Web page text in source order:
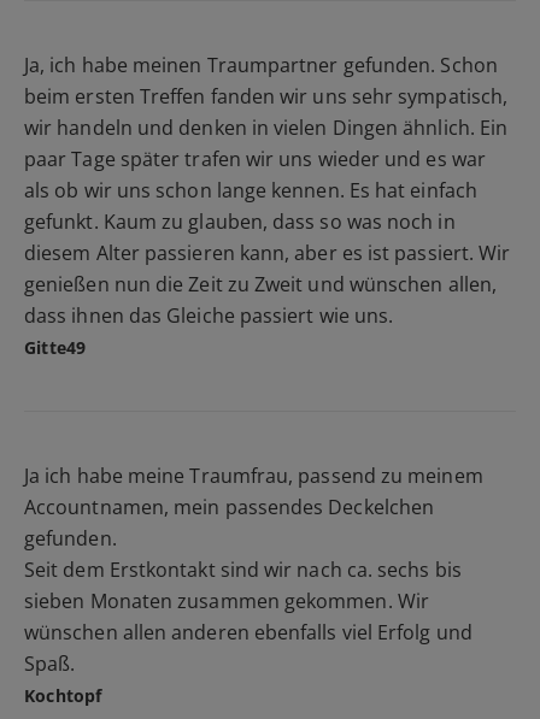
Ja, ich habe meinen Traumpartner gefunden. Schon
beim ersten Treffen fanden wir uns sehr sympatisch,
wir handeln und denken in vielen Dingen ähnlich. Ein
paar Tage später trafen wir uns wieder und es war
als ob wir uns schon lange kennen. Es hat einfach
gefunkt. Kaum zu glauben, dass so was noch in
diesem Alter passieren kann, aber es ist passiert. Wir
genießen nun die Zeit zu Zweit und wünschen allen,
dass ihnen das Gleiche passiert wie uns.
Gitte49
Ja ich habe meine Traumfrau, passend zu meinem
Accountnamen, mein passendes Deckelchen
gefunden.
Seit dem Erstkontakt sind wir nach ca. sechs bis
sieben Monaten zusammen gekommen. Wir
wünschen allen anderen ebenfalls viel Erfolg und
Spaß.
Kochtopf